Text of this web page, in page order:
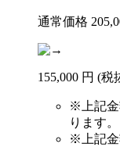
通常価格
155,000 円 (税
※ 上記
ります。
※ 上記